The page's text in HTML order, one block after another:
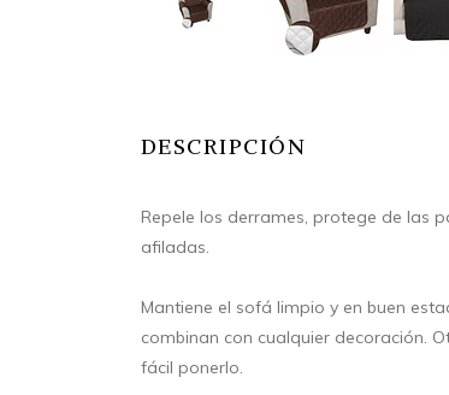
DESCRIPCIÓN
Repele los derrames, protege de las
afiladas.
Mantiene el sofá limpio y en buen
combinan con cualquier decoración.
fácil ponerlo.